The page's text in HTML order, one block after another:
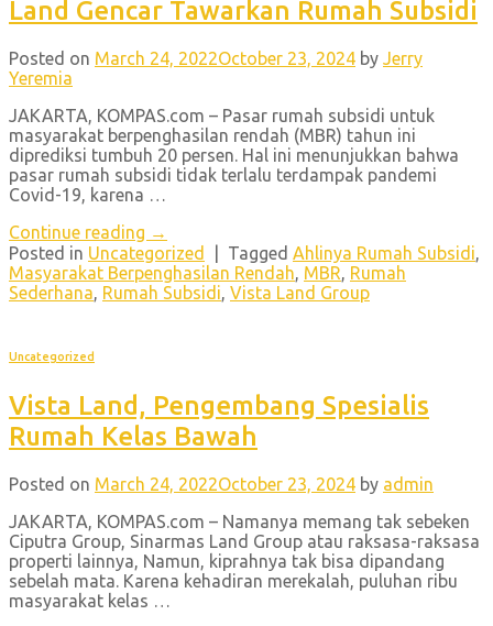
Land Gencar Tawarkan Rumah Subsidi
Posted on March 24, 2022October 23, 2024 by Jerry
Yeremia
JAKARTA, KOMPAS.com – Pasar rumah subsidi untuk
masyarakat berpenghasilan rendah (MBR) tahun ini
diprediksi tumbuh 20 persen. Hal ini menunjukkan bahwa
pasar rumah subsidi tidak terlalu terdampak pandemi
Covid-19, karena …
Continue reading →
Posted in Uncategorized Tagged Ahlinya Rumah Subsidi,
Masyarakat Berpenghasilan Rendah, MBR, Rumah
Sederhana, Rumah Subsidi, Vista Land Group
Uncategorized
Vista Land, Pengembang Spesialis
Rumah Kelas Bawah
Posted on March 24, 2022October 23, 2024 by admin
JAKARTA, KOMPAS.com – Namanya memang tak sebeken
Ciputra Group, Sinarmas Land Group atau raksasa-raksasa
properti lainnya, Namun, kiprahnya tak bisa dipandang
sebelah mata. Karena kehadiran merekalah, puluhan ribu
masyarakat kelas …